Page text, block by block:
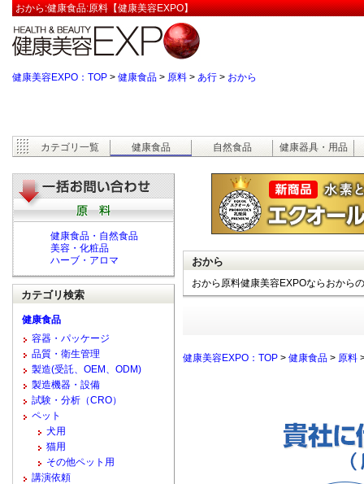
おから:健康食品:原料【健康美容EXPO】
健康美容EXPO：TOP > 健康食品 > 原料 > あ行 > おから
カテゴリ一覧 健康食品 自然食品 健康器具・用品
おから
おから原料健康美容EXPOならおから
健康美容EXPO：TOP > 健康食品 > 原料
健康食品・自然食品
美容・化粧品
ハーブ・アロマ
カテゴリ検索
健康食品
容器・パッケージ
品質・衛生管理
製造(受託、OEM、ODM)
製造機器・設備
試験・分析（CRO）
ペット
犬用
猫用
その他ペット用
講演依頼